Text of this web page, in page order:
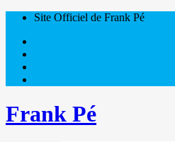
Site Officiel de Frank Pé
Frank Pé